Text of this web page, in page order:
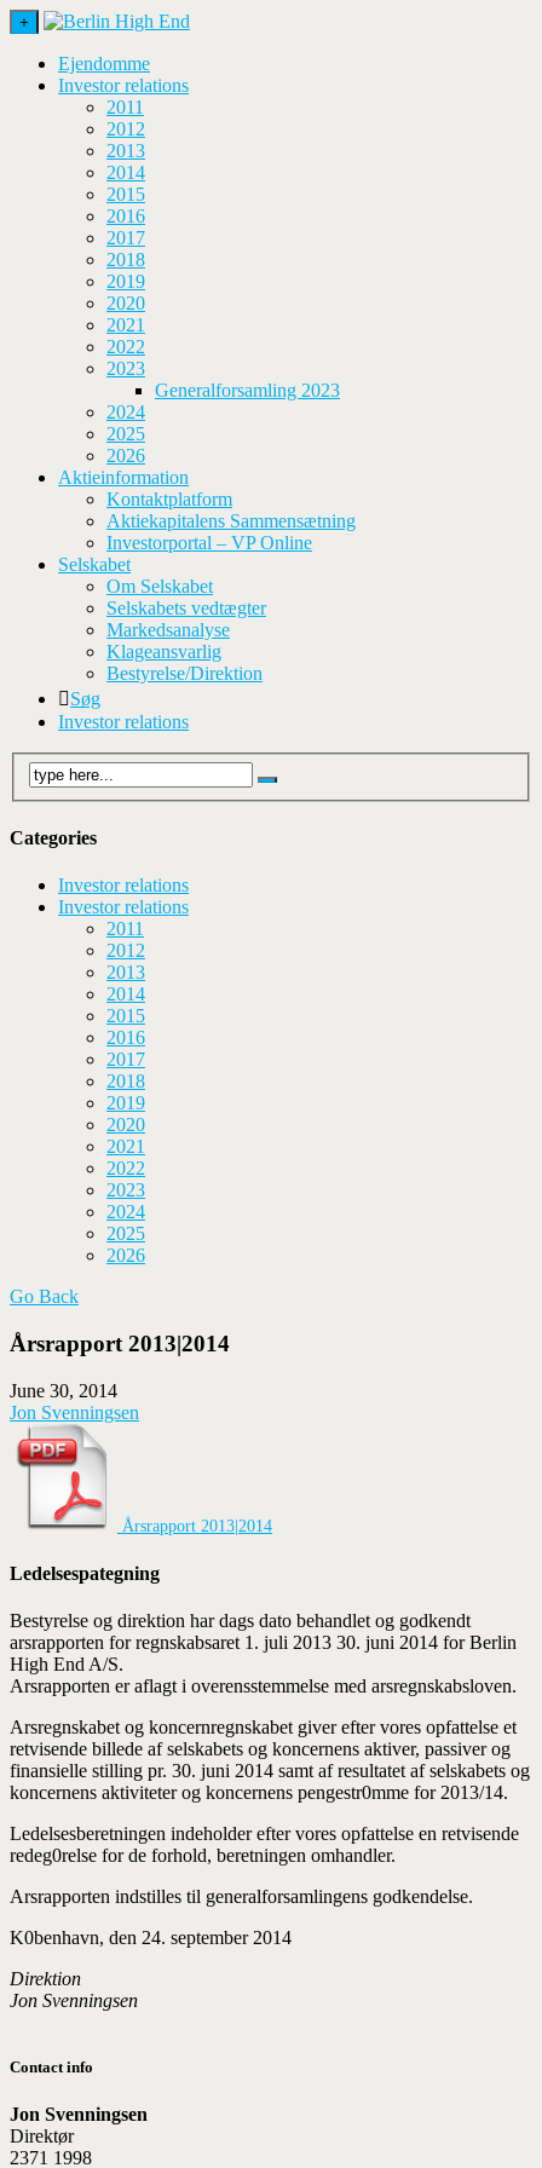
+
Ejendomme
Investor relations
2011
2012
2013
2014
2015
2016
2017
2018
2019
2020
2021
2022
2023
Generalforsamling 2023
2024
2025
2026
Aktieinformation
Kontaktplatform
Aktiekapitalens Sammensætning
Investorportal – VP Online
Selskabet
Om Selskabet
Selskabets vedtægter
Markedsanalyse
Klageansvarlig
Bestyrelse/Direktion
Søg
Investor relations
Categories
Investor relations
Investor relations
2011
2012
2013
2014
2015
2016
2017
2018
2019
2020
2021
2022
2023
2024
2025
2026
Go Back
Årsrapport 2013|2014
June 30, 2014
Jon Svenningsen
Årsrapport 2013|2014
Ledelsespategning
Bestyrelse og direktion har dags dato behandlet og godkendt
arsrapporten for regnskabsaret 1. juli 2013 30. juni 2014 for Berlin
High End A/S.
Arsrapporten er aflagt i overensstemmelse med arsregnskabsloven.
Arsregnskabet og koncernregnskabet giver efter vores opfattelse et
retvisende billede af selskabets og koncernens aktiver, passiver og
finansielle stilling pr. 30. juni 2014 samt af resultatet af selskabets og
koncernens aktiviteter og koncernens pengestr0mme for 2013/14.
Ledelsesberetningen indeholder efter vores opfattelse en retvisende
redeg0relse for de forhold, beretning­en omhandler.
Arsrapporten indstilles til generalforsamlingens godkendelse.
K0benhavn, den 24. september 2014
Direktion
Jon Svenningsen
Contact info
Jon Svenningsen
Direktør
2371 1998